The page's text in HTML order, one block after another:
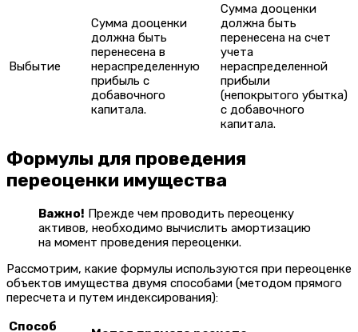
Выбытие
Сумма дооценки
должна быть
перенесена в
нераспределенную
прибыль с
добавочного
капитала.
Сумма дооценки
должна быть
перенесена на счет
учета
нераспределенной
прибыли
(непокрытого убытка)
с добавочного
капитала.
Формулы для проведения
переоценки имущества
Важно! Прежде чем проводить переоценку
активов, необходимо вычислить амортизацию
на момент проведения переоценки.
Рассмотрим, какие формулы используются при переоценке
объектов имущества двумя способами (методом прямого
пересчета и путем индексирования):
Способ